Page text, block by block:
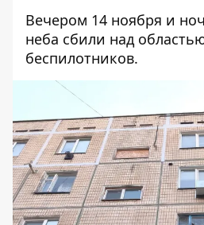
Вечером 14 ноября и
неба сбили над
беспилотников.